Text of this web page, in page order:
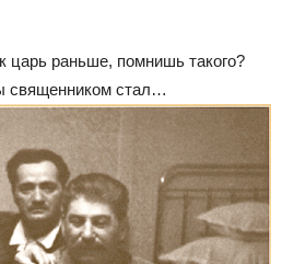
царь раньше, помнишь такого?
священником стал…